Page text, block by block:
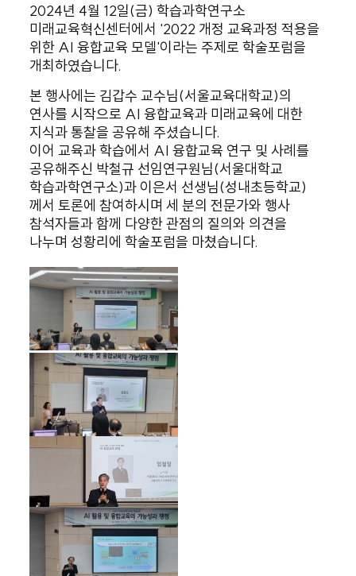
2024년 4월 12일(금) 학습과학연구소
미래교육혁신센터에서 '2022 개정 교육과정 적용을
위한 AI 융합교육 모델'이라는 주제로 학술포럼을
개최하였습니다.
본 행사에는 김갑수 교수님(서울교육대학교)의
연사를 시작으로 AI 융합교육과 미래교육에 대한
지식과 통찰을 공유해 주셨습니다.
이어 교육과 학습에서 AI 융합교육 연구 및 사례를
공유해주신 박철규 선임연구원님(서울대학교
학습과학연구소)과 이은서 선생님(성내초등학교)
께서 토론에 참여하시며 세 분의 전문가와 행사
참석자들과 함께 다양한 관점의 질의와 의견을
나누며 성황리에 학술포럼을 마쳤습니다.